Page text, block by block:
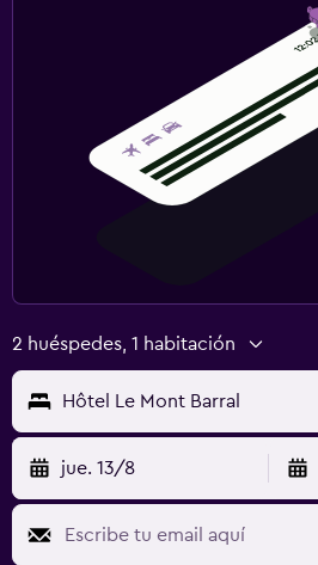
2 huéspedes, 1 habitación
Hôtel Le Mont Barral
jue. 13/8